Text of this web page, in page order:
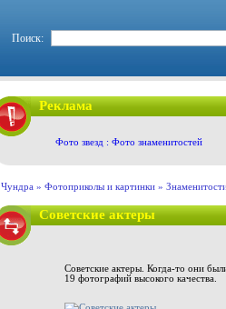
Поиск:
Реклама
Фото звезд : Фото знаменитостей
Чундра » Фотоприколы и картинки »
Советские актеры
Советские актеры. Когда-то они
19 фотографий высокого качества.